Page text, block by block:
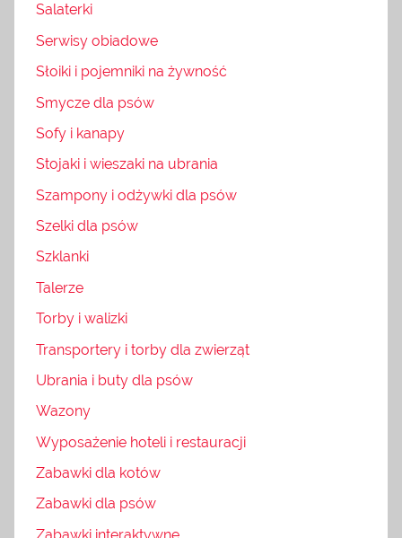
Salaterki
Serwisy obiadowe
Słoiki i pojemniki na żywność
Smycze dla psów
Sofy i kanapy
Stojaki i wieszaki na ubrania
Szampony i odżywki dla psów
Szelki dla psów
Szklanki
Talerze
Torby i walizki
Transportery i torby dla zwierząt
Ubrania i buty dla psów
Wazony
Wyposażenie hoteli i restauracji
Zabawki dla kotów
Zabawki dla psów